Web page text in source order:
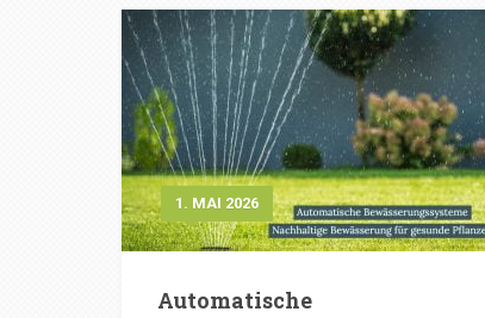
1. MAI 2026
Automatische